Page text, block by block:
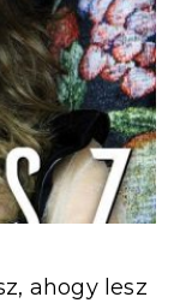
ahogy lesz